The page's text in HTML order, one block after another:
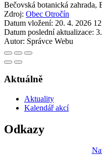
Bečovská botanická zahrada,
Zdroj: Obec Otročín
Datum vložení: 20. 4. 2026
Datum poslední aktualizace:
Autor: Správce Webu
Aktuálně
Aktuality
Kalendář akcí
Odkazy